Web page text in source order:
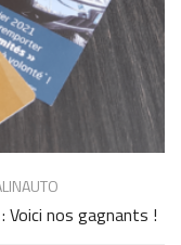
Voici nos gagnants !